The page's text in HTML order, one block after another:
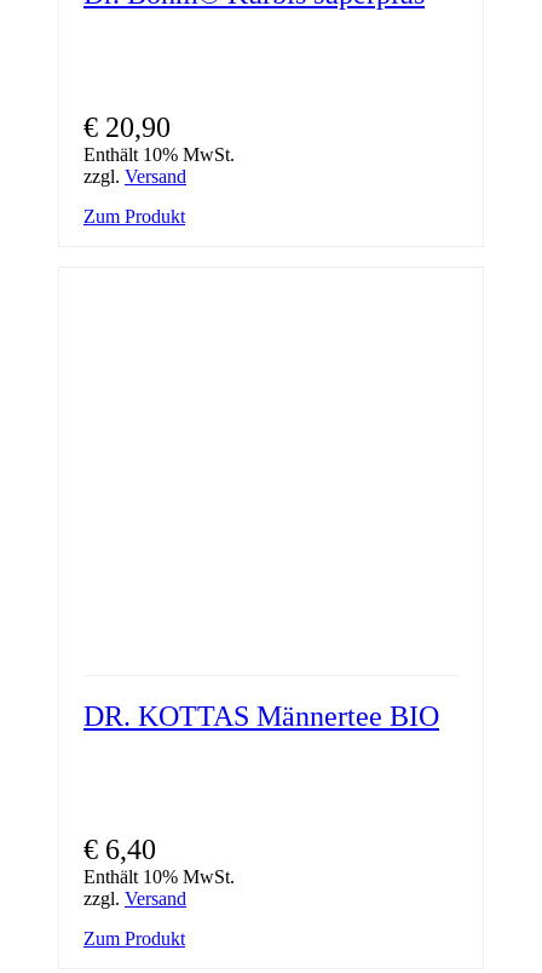
€ 20,90
Enthält 10% MwSt.
zzgl. Versand
Zum Produkt
DR. KOTTAS Männertee BIO
€ 6,40
Enthält 10% MwSt.
zzgl. Versand
Zum Produkt